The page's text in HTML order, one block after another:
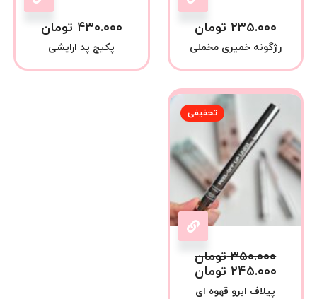
۲۳۵.۰۰۰ تومان
رژگونه خمیری مخملی
۴۳۰.۰۰۰ تومان
پکیج پد ارایشی
تخفیفی
۳۵۰.۰۰۰ تومان
۲۴۵.۰۰۰ تومان
پیلاف ابرو قهوه ای